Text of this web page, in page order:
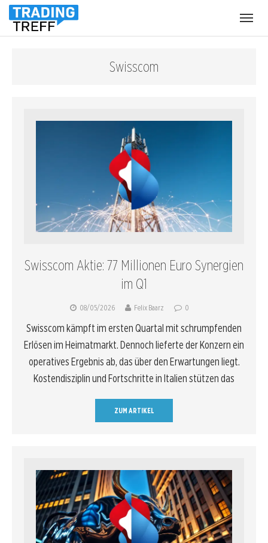
Swisscom
Swisscom Aktie: 77 Millionen Euro Synergien
im Q1
08/05/2026 Felix Baarz 0
Swisscom kämpft im ersten Quartal mit schrumpfenden
Erlösen im Heimatmarkt. Dennoch lieferte der Konzern ein
operatives Ergebnis ab, das über den Erwartungen liegt.
Kostendisziplin und Fortschritte in Italien stützen das
ZUM ARTIKEL